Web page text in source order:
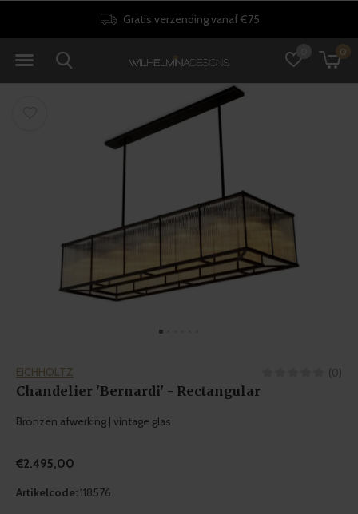
0
Gratis verzending vanaf €75
EICHHOLTZ (0)
Chandelier 'Bernardi' - Rectangular
Bronzen afwerking | vintage glas
€2.495,00
Artikelcode:118576